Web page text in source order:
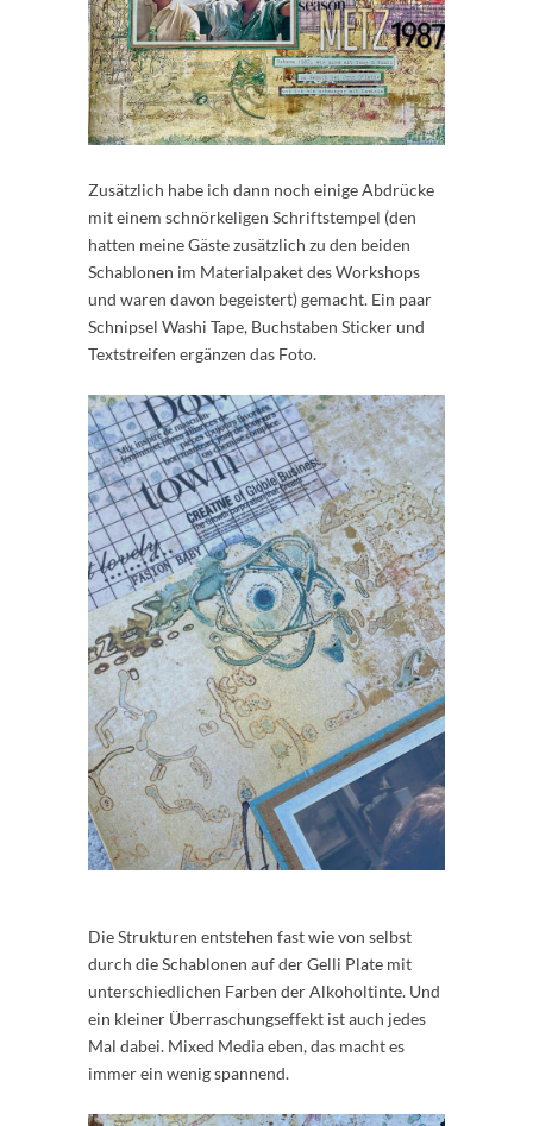
Zusätzlich habe ich dann noch einige Abdrücke
mit einem schnörkeligen Schriftstempel (den
hatten meine Gäste zusätzlich zu den beiden
Schablonen im Materialpaket des Workshops
und waren davon begeistert) gemacht. Ein paar
Schnipsel Washi Tape, Buchstaben Sticker und
Textstreifen ergänzen das Foto.
Die Strukturen entstehen fast wie von selbst
durch die Schablonen auf der Gelli Plate mit
unterschiedlichen Farben der Alkoholtinte. Und
ein kleiner Überraschungseffekt ist auch jedes
Mal dabei. Mixed Media eben, das macht es
immer ein wenig spannend.